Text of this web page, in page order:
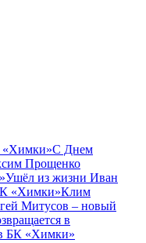
«Химки»С Днем
Прощенко
Ушёл из жизни Иван
«Химки»Клим
Митусов – новый
в
в БК «Химки»